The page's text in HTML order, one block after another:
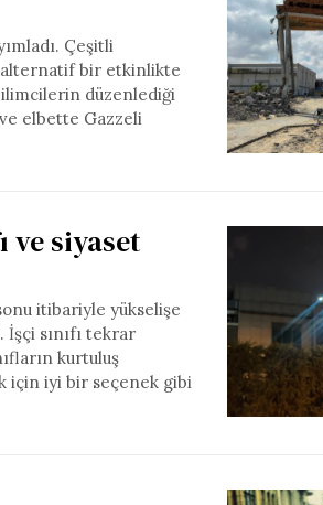
Çeşitli
alternatif bir etkinlikte
düzenlediği
elbette Gazzeli
ve siyaset
itibariyle yükselişe
sınıfı tekrar
kurtuluş
için iyi bir seçenek gibi